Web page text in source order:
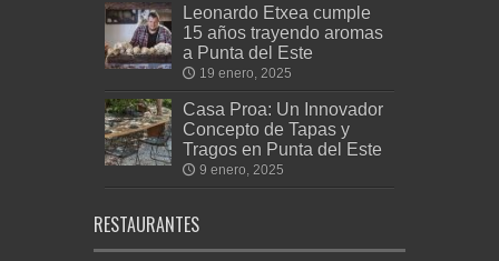
Leonardo Etxea cumple
15 años trayendo aromas
a Punta del Este
19 enero, 2025
Casa Proa: Un Innovador
Concepto de Tapas y
Tragos en Punta del Este
9 enero, 2025
RESTAURANTES